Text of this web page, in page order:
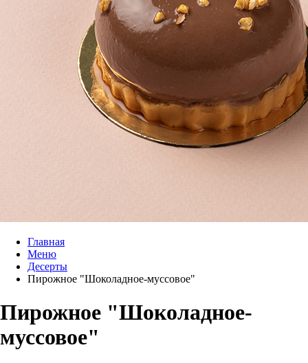
Главная
Меню
Десерты
Пирожное "Шоколадное-муссовое"
Пирожное "Шоколадное-
муссовое"